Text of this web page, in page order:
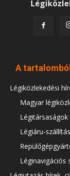
A tartalomból
Légiközlekedési
Magyar
Légitársaságok
Légiáru-
Léginavigációs